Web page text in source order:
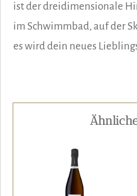
ist der dreidimensionale
im Schwimmbad, auf der
es wird dein neues